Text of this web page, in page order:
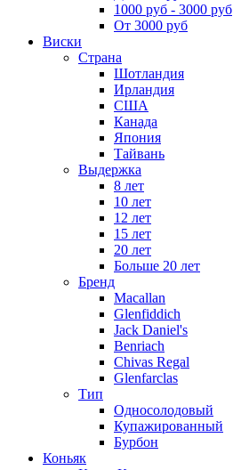
1000 руб - 3000 руб
От 3000 руб
Виски
Страна
Шотландия
Ирландия
США
Канада
Япония
Тайвань
Выдержка
8 лет
10 лет
12 лет
15 лет
20 лет
Больше 20 лет
Бренд
Macallan
Glenfiddich
Jack Daniel's
Benriach
Chivas Regal
Glenfarclas
Тип
Односолодовый
Купажированный
Бурбон
Коньяк